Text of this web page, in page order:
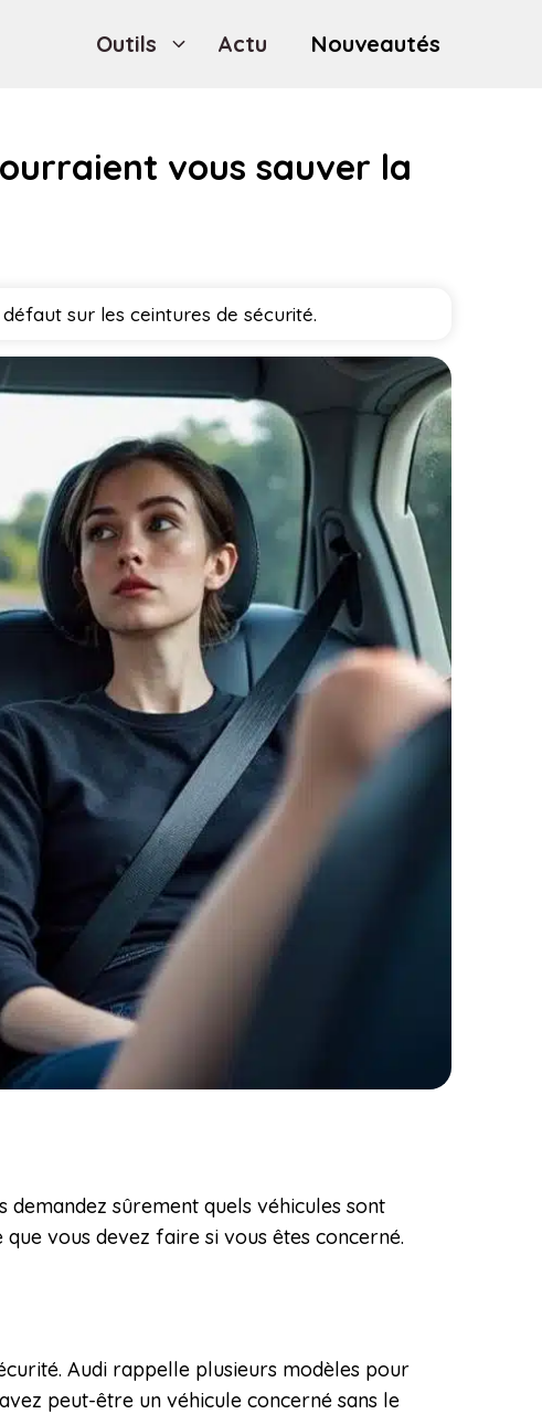
Outils Actu Nouveautés
vous sauver la
sur les ceintures de sécurité.
sûrement quels véhicules sont
vous devez faire si vous êtes concerné.
Audi rappelle plusieurs modèles pour
peut-être un véhicule concerné sans le